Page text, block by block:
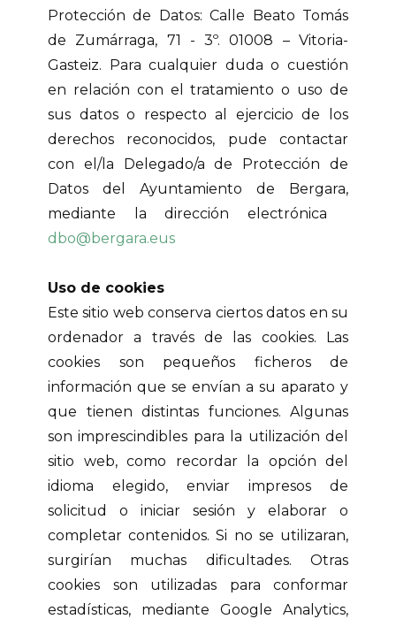
Protección de Datos: Calle Beato Tomás
de Zumárraga, 71 - 3º. 01008 – Vitoria-
Gasteiz. Para cualquier duda o cuestión
en relación con el tratamiento o uso de
sus datos o respecto al ejercicio de los
derechos reconocidos, pude contactar
con el/la Delegado/a de Protección de
Datos del Ayuntamiento de Bergara,
mediante la dirección electrónica
dbo@bergara.eus
Uso de cookies
Este sitio web conserva ciertos datos en su
ordenador a través de las cookies. Las
cookies son pequeños ficheros de
información que se envían a su aparato y
que tienen distintas funciones. Algunas
son imprescindibles para la utilización del
sitio web, como recordar la opción del
idioma elegido, enviar impresos de
solicitud o iniciar sesión y elaborar o
completar contenidos. Si no se utilizaran,
surgirían muchas dificultades. Otras
cookies son utilizadas para conformar
estadísticas, mediante Google Analytics,